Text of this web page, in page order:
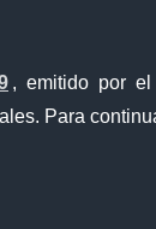
, emitido por el
Para